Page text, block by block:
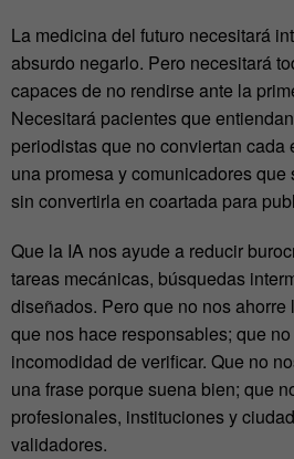
La medicina del futuro necesitará
absurdo negarlo. Pero necesitará
capaces de no rendirse ante la
Necesitará pacientes que
periodistas que no conviertan cada
una promesa y comunicadores
sin convertirla en coartada para
Que la IA nos ayude a reducir
tareas mecánicas, búsquedas
diseñados. Pero que no nos
que nos hace responsables; que
incomodidad de verificar. Que no
una frase porque suena bien; que
profesionales, instituciones y
validadores.